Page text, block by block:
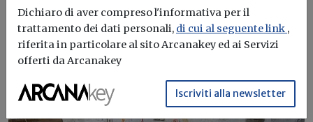
relativa attestazione ai...
Superbonus Prezzari Congruità Agenzia delle entrate ...
Dichiaro di aver compreso l'informativa per il
trattamento dei dati personali, di cui al seguente link ,
riferita in particolare al sito Arcanakey ed ai Servizi
offerti da Arcanakey
Iscriviti alla newsletter